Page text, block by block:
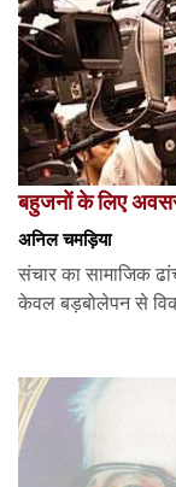
बहुजनों के लिए
अनिल चमड़िया
संचार का सामाजिक
केवल बड़बोलेपन से